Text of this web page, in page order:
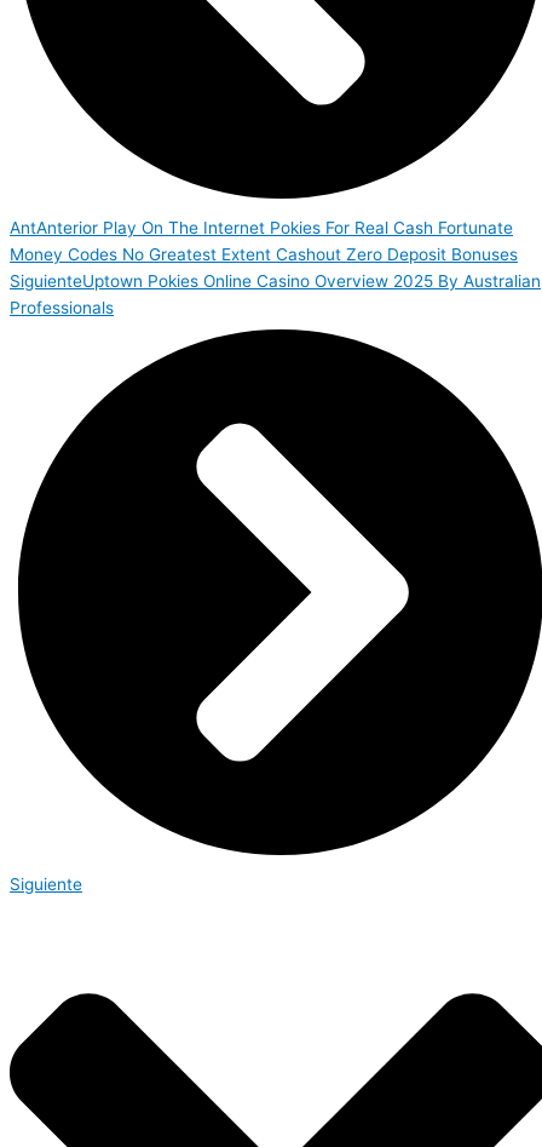
AntAnterior Play On The Internet Pokies For Real Cash Fortunate
Money Codes No Greatest Extent Cashout Zero Deposit Bonuses
SiguienteUptown Pokies Online Casino Overview 2025 By Australian
Professionals
Siguiente